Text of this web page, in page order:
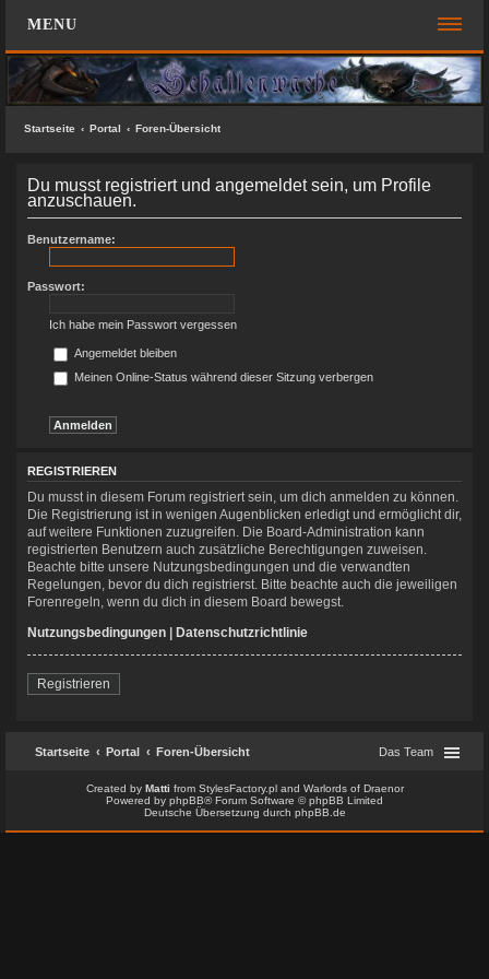
MENU
FOREN-ÜBERSICHT
Aktive Themen
Suche
REGISTRIEREN
KONTAKT
SUCHE
Startseite Portal Foren-Übersicht
Du musst registriert und angemeldet sein, um Profile
anzuschauen.
Benutzername:
Passwort:
Ich habe mein Passwort vergessen
Angemeldet bleiben
Meinen Online-Status während dieser Sitzung verbergen
REGISTRIEREN
Du musst in diesem Forum registriert sein, um dich anmelden zu können.
Die Registrierung ist in wenigen Augenblicken erledigt und ermöglicht dir,
auf weitere Funktionen zuzugreifen. Die Board-Administration kann
registrierten Benutzern auch zusätzliche Berechtigungen zuweisen.
Beachte bitte unsere Nutzungsbedingungen und die verwandten
Regelungen, bevor du dich registrierst. Bitte beachte auch die jeweiligen
Forenregeln, wenn du dich in diesem Board bewegst.
Nutzungsbedingungen | Datenschutzrichtlinie
Registrieren
Startseite Portal Foren-Übersicht Das Team
Created by Matti from StylesFactory.pland Warlords of Draenor
Powered by phpBB® Forum Software © phpBB Limited
Deutsche Übersetzung durch phpBB.de